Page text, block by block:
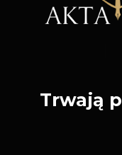
Trwają